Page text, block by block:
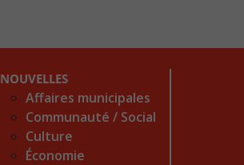
NOUVELLES
Affaires municipales
Communauté / Social
Culture
Économie